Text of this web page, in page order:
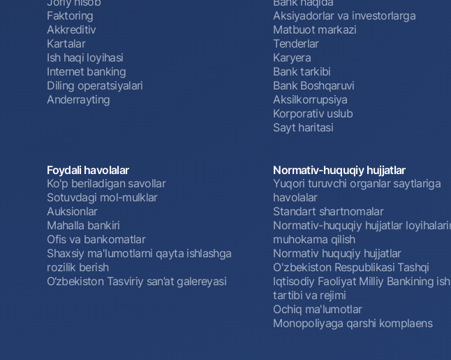
Faktoring
Akkreditiv
Kartalar
Ish haqi loyihasi
Internet banking
Diling operatsiyalari
Anderrayting
Aksiyadorlar va investorlarga
Matbuot markazi
Tenderlar
Karyera
Bank tarkibi
Bank Boshqaruvi
Aksilkorrupsiya
Korporativ uslub
Sayt haritasi
Foydali havolalar
Ko'p beriladigan savollar
Sotuvdagi mol-mulklar
Auksionlar
Mahalla bankiri
Ofis va bankomatlar
Shaxsiy ma'lumotlarni qayta ishlashga
rozilik berish
O‘zbekiston Tasviriy san’at galereyasi
Normativ-huquqiy hujjatlar
Yuqori turuvchi organlar saytlariga
havolalar
Standart shartnomalar
Normativ-huquqiy hujjatlar
muhokama qilish
Normativ huquqiy hujjatlar
O'zbekiston Respublikasi Tashqi
Iqtisodiy Faoliyat Milliy Bankining ish
tartibi va rejimi
Ochiq ma'lumotlar
Monopoliyaga qarshi komplaens